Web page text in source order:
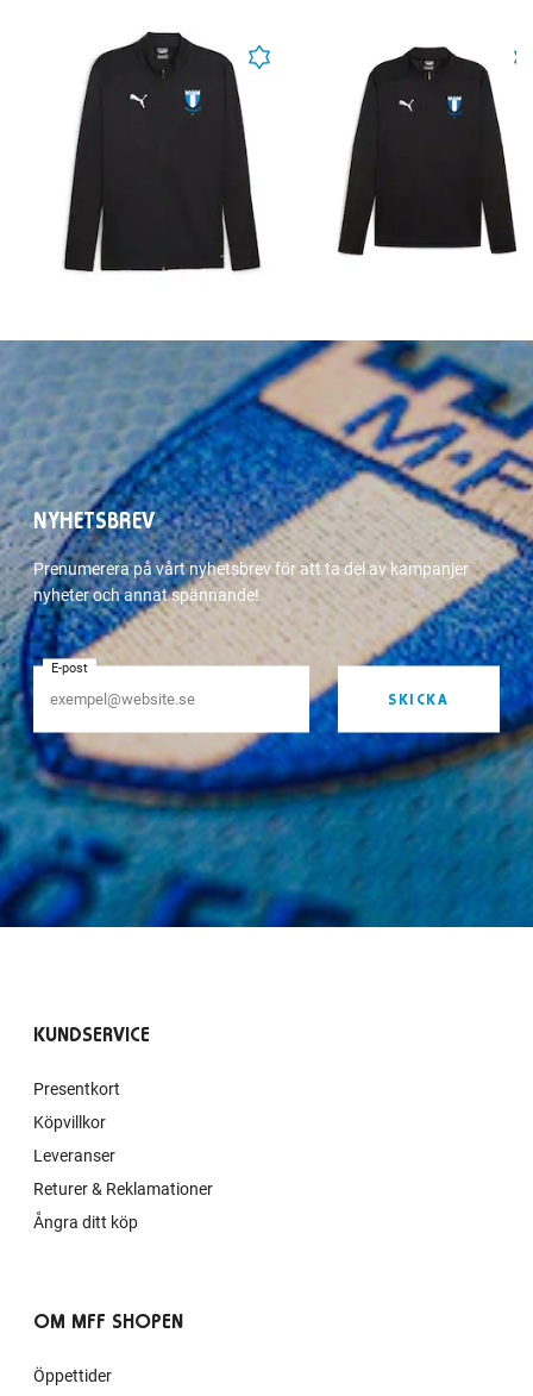
NYHETSBREV
Prenumerera på vårt nyhetsbrev för att ta del av kampanjer
nyheter och annat spännande!
E-post
SKICKA
KUNDSERVICE
Presentkort
Köpvillkor
Leveranser
Returer & Reklamationer
Ångra ditt köp
OM MFF SHOPEN
Öppettider